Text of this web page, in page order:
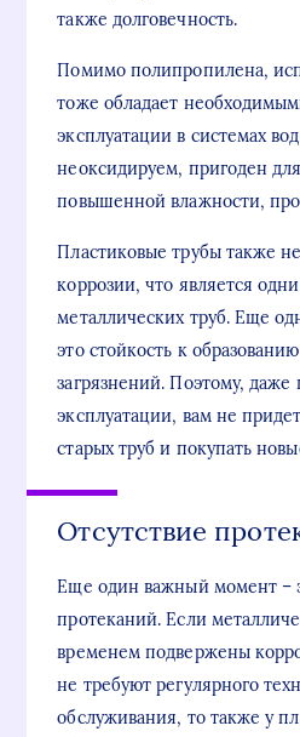
также долговечность.
Помимо полипропилена,
тоже обладает
эксплуатации в системах
неоксидируем, пригоден
повышенной влажности,
Пластиковые трубы также
коррозии, что является
металлических труб. Еще
это стойкость к
загрязнений. Поэтому, даже
эксплуатации, вам не
старых труб и покупать
Отсутствие
Еще один важный момент –
протеканий. Если
временем подвержены
не требуют регулярного
обслуживания, то также у